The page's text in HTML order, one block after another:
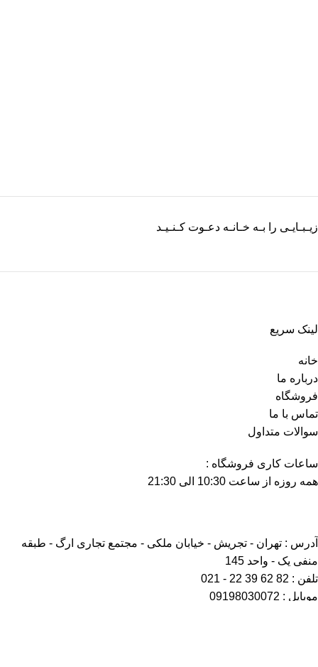
زیـبـایـی را بـه خـانـه دعـوت کـنـیـد
لینک سریع
خانه
درباره ما
فروشگاه
تماس با ما
سوالات متداول
ساعات کاری فروشگاه :
همه روزه از ساعت 10:30 الی 21:30
آدرس : تهران - تجریش - خیابان ملکی - مجتمع تجاری ارگ - طبقه
منفی یک - واحد 145
تلفن : 82 62 39 22 - 021
موبایل : 09198030072